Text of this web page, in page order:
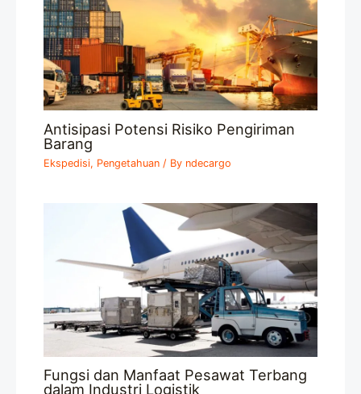
Antisipasi Potensi Risiko Pengiriman
Barang
Ekspedisi, Pengetahuan / By ndecargo
Fungsi dan Manfaat Pesawat Terbang
dalam Industri Logistik